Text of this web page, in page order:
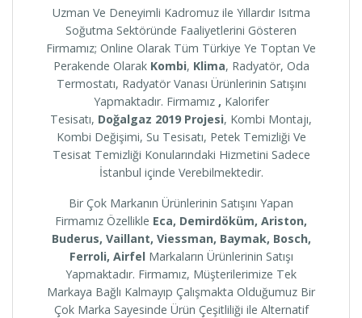
Uzman Ve Deneyimli Kadromuz ile Yıllardır Isıtma
Soğutma Sektöründe Faaliyetlerini Gösteren
Firmamız; Online Olarak Tüm Türkiye Ye Toptan Ve
Perakende Olarak Kombi, Klima, Radyatör, Oda
Termostatı, Radyatör Vanası Ürünlerinin Satışını
Yapmaktadır. Firmamız , Kalorifer
Tesisatı, Doğalgaz 2019 Projesi, Kombi Montajı,
Kombi Değişimi, Su Tesisatı, Petek Temizliği Ve
Tesisat Temizliği Konularındaki Hizmetini Sadece
İstanbul içinde Verebilmektedir.
Bir Çok Markanın Ürünlerinin Satışını Yapan
Firmamız Özellikle Eca, Demirdöküm, Ariston,
Buderus, Vaillant, Viessman, Baymak, Bosch,
Ferroli, AirfelMarkaların Ürünlerinin Satışı
Yapmaktadır. Firmamız, Müşterilerimize Tek
Markaya Bağlı Kalmayıp Çalışmakta Olduğumuz Bir
Çok Marka Sayesinde Ürün Çeşitliliği ile Alternatif